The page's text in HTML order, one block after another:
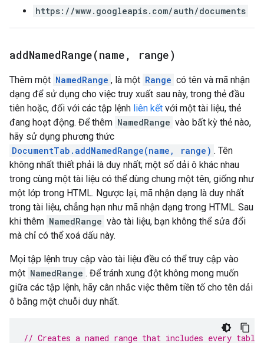
https://www.googleapis.com/auth/documents
addNamedRange(name , range)
Thêm một NamedRange , là một Range có tên và mã nhận
dạng để sử dụng cho việc truy xuất sau này, trong thẻ đầu
tiên hoặc, đối với các tập lệnh liên kết với một tài liệu, thẻ
đang hoạt động. Để thêm NamedRange vào bất kỳ thẻ nào,
hãy sử dụng phương thức
DocumentTab.addNamedRange(name, range) . Tên
không nhất thiết phải là duy nhất; một số dải ô khác nhau
trong cùng một tài liệu có thể dùng chung một tên, giống như
một lớp trong HTML. Ngược lại, mã nhận dạng là duy nhất
trong tài liệu, chẳng hạn như mã nhận dạng trong HTML. Sau
khi thêm NamedRange vào tài liệu, bạn không thể sửa đổi
mà chỉ có thể xoá dấu này.
Mọi tập lệnh truy cập vào tài liệu đều có thể truy cập vào
một NamedRange . Để tránh xung đột không mong muốn
giữa các tập lệnh, hãy cân nhắc việc thêm tiền tố cho tên dải
ô bằng một chuỗi duy nhất.
// Creates a named range that includes every